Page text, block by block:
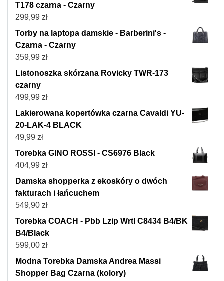
T178 czarna - Czarny
299,99 zł
Torby na laptopa damskie - Barberini's -
Czarna - Czarny
359,99 zł
Listonoszka skórzana Rovicky TWR-173
czarny
499,99 zł
Lakierowana kopertówka czarna Cavaldi YU-
20-LAK-4 BLACK
49,99 zł
Torebka GINO ROSSI - CS6976 Black
404,99 zł
Damska shopperka z ekoskóry o dwóch
fakturach i łańcuchem
549,90 zł
Torebka COACH - Pbb Lzip Wrtl C8434 B4/BK
B4/Black
599,00 zł
Modna Torebka Damska Andrea Massi
Shopper Bag Czarna (kolory)